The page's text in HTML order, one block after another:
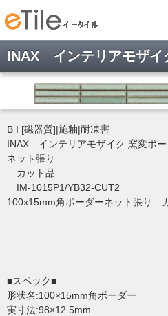
B I [磁器質]|施釉|耐凍害
INAX インテリアモザイク 窯変ボ
ネット張り
カット品
IM-1015P1/YB32-CUT2
100x15mm角ボーダーネット張り
■スペック■
形状名:100×15mm角ボーダー
実寸法:98×12.5mm